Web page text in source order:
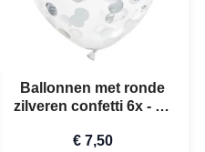
Ballonnen met ronde
zilveren confetti 6x - 30
€ 7,50